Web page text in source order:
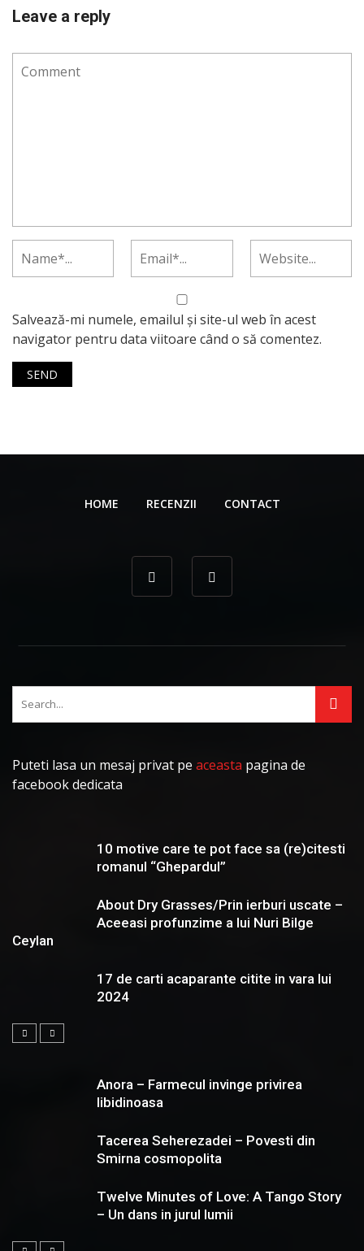
Leave a reply
Salvează-mi numele, emailul și site-ul web în acest
navigator pentru data viitoare când o să comentez.
HOME RECENZII CONTACT
Puteti lasa un mesaj privat pe aceasta pagina de
facebook dedicata
10 motive care te pot face sa (re)citesti
romanul “Ghepardul”
About Dry Grasses/Prin ierburi uscate –
Aceeasi profunzime a lui Nuri Bilge
Ceylan
17 de carti acaparante citite in vara lui
2024
Anora – Farmecul invinge privirea
libidinoasa
Tacerea Seherezadei – Povesti din
Smirna cosmopolita
Twelve Minutes of Love: A Tango Story
– Un dans in jurul lumii